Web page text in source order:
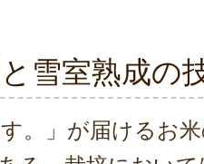
雪室熟成の
す。」が届けるお